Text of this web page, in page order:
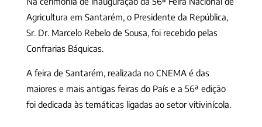
Agricultura em Santarém, o Presidente da República,
Sr. Dr. Marcelo Rebelo de Sousa, foi recebido pelas
Confrarias Báquicas.
A feira de Santarém, realizada no CNEMA é das
maiores e mais antigas feiras do País e a 56ª edição
foi dedicada às temáticas ligadas ao setor vitivinícola.